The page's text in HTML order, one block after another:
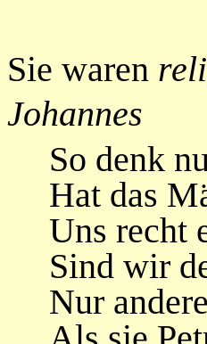
Sie waren
Johannes
So denk
Hat das
Uns recht
Sind wir
Nur